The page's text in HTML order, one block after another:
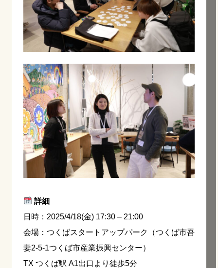
詳細
日時：2025/4/18(金) 17:30 – 21:00
会場： つくばスタートアップパーク
（つくば市吾
妻2-5-1つくば市産業振興センター）
TX つくば駅 A1出口より徒歩5分